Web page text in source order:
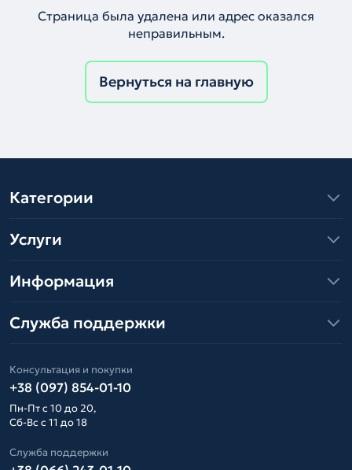
Страница была удалена или адрес оказался
неправильным.
Вернуться на главную
Категории
Услуги
Информация
Служба поддержки
Консультация и покупки
+38 (097) 854-01-10
Пн-Пт с 10 до 20,
Сб-Вс с 11 до 18
Служба поддержки